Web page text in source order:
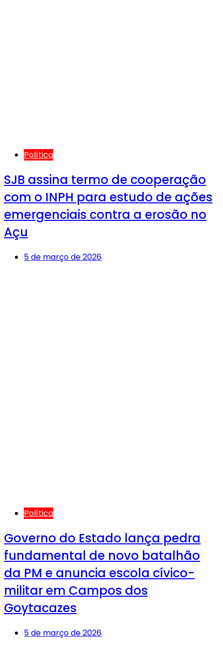
Política
SJB assina termo de cooperação
com o INPH para estudo de ações
emergenciais contra a erosão no
Açu
5 de março de 2026
Política
Governo do Estado lança pedra
fundamental de novo batalhão
da PM e anuncia escola cívico-
militar em Campos dos
Goytacazes
5 de março de 2026